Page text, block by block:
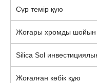
Сұр темір құю
Жоғары хромды шойын
Silica Sol
Жоғалған көбік құю